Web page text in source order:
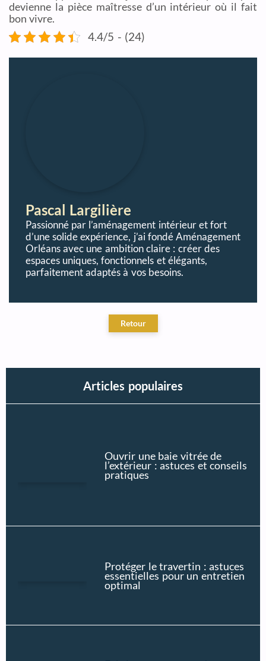
devienne la pièce maîtresse d’un intérieur où il fait
bon vivre.
4.4/5 - (24)
Pascal Largilière
Passionné par l’aménagement intérieur et fort
d’une solide expérience, j’ai fondé Aménagement
Orléans avec une ambition claire : créer des
espaces uniques, fonctionnels et élégants,
parfaitement adaptés à vos besoins.
Articles populaires
Ouvrir une baie vitrée de
l’extérieur : astuces et conseils
pratiques
Protéger le travertin : astuces
essentielles pour un entretien
optimal